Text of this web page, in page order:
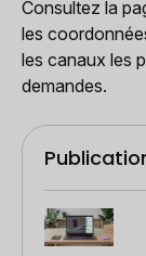
Consultez la
les
les canaux les
demandes.